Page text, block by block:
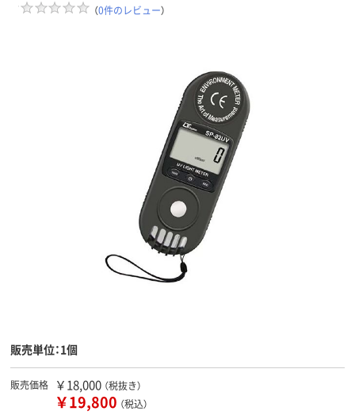
（0件のレビュー）
販売単位：1個
販売価格 ￥18,000 （税抜き）
￥19,800 （税込）